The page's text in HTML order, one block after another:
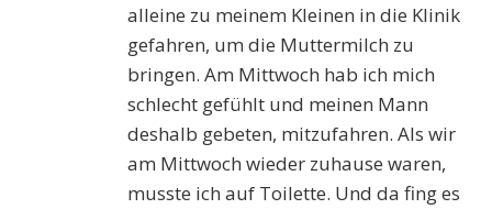
alleine zu meinem Kleinen in die Klinik
gefahren, um die Muttermilch zu
bringen. Am Mittwoch hab ich mich
schlecht gefühlt und meinen Mann
deshalb gebeten, mitzufahren. Als wir
am Mittwoch wieder zuhause waren,
musste ich auf Toilette. Und da fing es